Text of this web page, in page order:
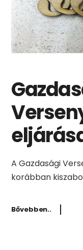
A Gazdasági
korábban
Bővebben..